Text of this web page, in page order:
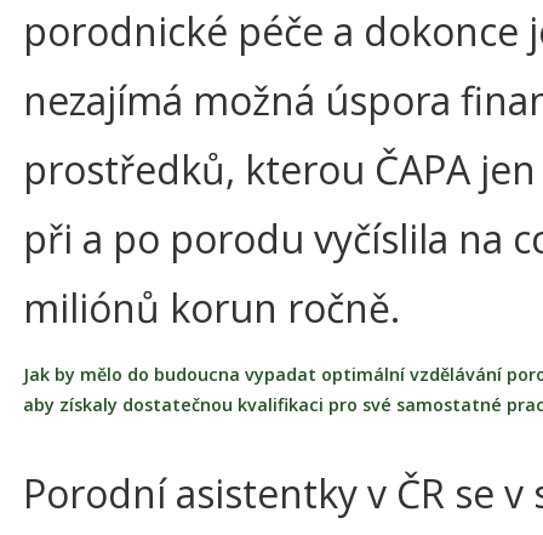
porodnické péče a dokonce
nezajímá možná úspora
prostředků, kterou ČAPA
při a po porodu vyčíslila na
miliónů korun ročně.
Jak by mělo do budoucna vypadat optimální vzdělávání
aby získaly dostatečnou kvalifikaci pro své samostatné
Porodní asistentky v ČR se v